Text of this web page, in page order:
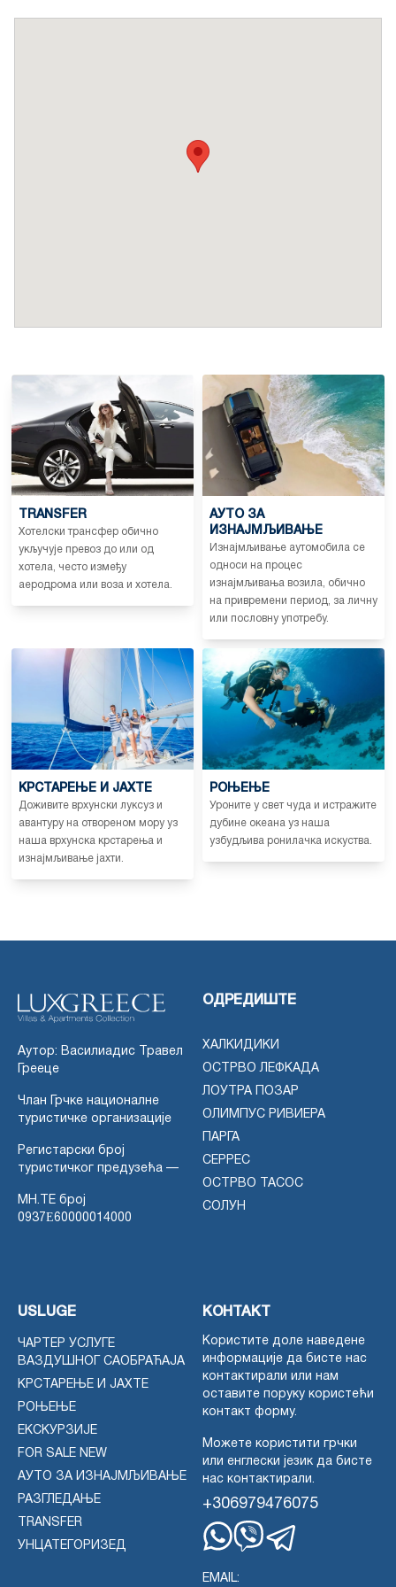
TRANSFER
Хотелски трансфер обично
укључује превоз до или од
хотела, често између
аеродрома или воза и хотела.
АУТО ЗА
ИЗНАЈМЉИВАЊЕ
Изнајмљивање аутомобила се
односи на процес
изнајмљивања возила, обично
на привремени период, за личну
или пословну употребу.
КРСТАРЕЊЕ И ЈАХТЕ
Доживите врхунски луксуз и
авантуру на отвореном мору уз
наша врхунска крстарења и
изнајмљивање јахти.
РОЊЕЊЕ
Уроните у свет чуда и истражите
дубине океана уз наша
узбудљива ронилачка искуства.
Аутор: Василиадис Травел
Грееце
Члан Грчке националне
туристичке организације
Регистарски број
туристичког предузећа —
MH.TE број
0937Ε60000014000
ОДРЕДИШТЕ
ХАЛКИДИКИ
ОСТРВО ЛЕФКАДА
ЛОУТРА ПОЗАР
ОЛИМПУС РИВИЕРА
ПАРГА
СЕРРЕС
ОСТРВО ТАСОС
СОЛУН
USLUGE
ЧАРТЕР УСЛУГЕ
ВАЗДУШНОГ САОБРАЋАЈА
КРСТАРЕЊЕ И ЈАХТЕ
РОЊЕЊЕ
ЕКСКУРЗИЈЕ
FOR SALE NEW
АУТО ЗА ИЗНАЈМЉИВАЊЕ
РАЗГЛЕДАЊЕ
TRANSFER
УНЦАТЕГОРИЗЕД
КОНТАКТ
Користите доле наведене
информације да бисте нас
контактирали или нам
оставите поруку користећи
контакт форму.
Можете користити грчки
или енглески језик да бисте
нас контактирали.
+306979476075
EMAIL: